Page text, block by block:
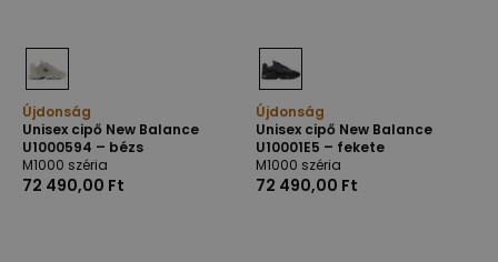
Újdonság
Unisex cipő New Balance
U1000594 – bézs
M1000 széria
72 490,00 Ft
Újdonság
Unisex cipő New Balance
U10001E5 – fekete
M1000 széria
72 490,00 Ft